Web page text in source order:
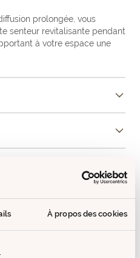
À propos des cookies
prolongée, vous
senteur revitalisante pendant
à votre espace une